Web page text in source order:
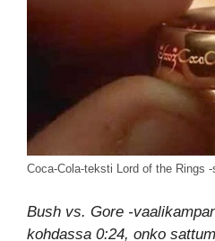
Coca-Cola-teksti Lord of the Rings
Bush vs. Gore -
kohdassa 0:24, onko